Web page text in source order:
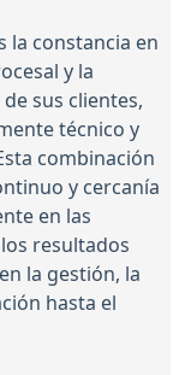
la constancia en
y la
sus clientes,
técnico y
combinación
y cercanía
en las
resultados
la gestión, la
hasta el